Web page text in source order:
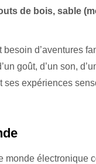
de bois, sable
besoin d’aventures
goût, d’un son,
ses expériences
monde électronique